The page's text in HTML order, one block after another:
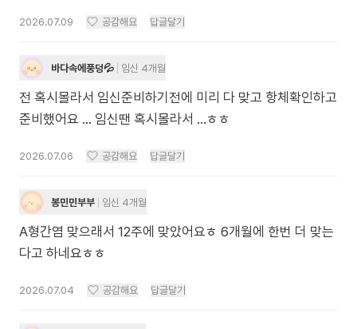
2026.07.09 공감해요 답글달기
바다속에풍덩💦 임신 4개월
전 혹시몰라서 임신준비하기전에 미리 다 맞고 항체확인하고
준비했어요 ... 임신땐 혹시몰라서 ...ㅎㅎ
2026.07.06 공감해요 답글달기
봉민민부부 임신 4개월
A형간염 맞으래서 12주에 맞았어요ㅎ 6개월에 한번 더 맞는
다고 하네요ㅎㅎ
2026.07.04 공감해요 답글달기